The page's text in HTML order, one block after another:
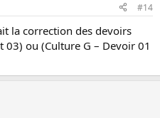
#14
la correction des devoirs
03) ou (Culture G – Devoir 01